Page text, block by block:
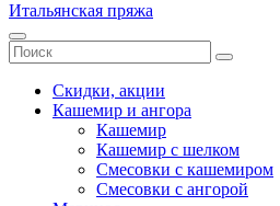
Итальянская пряжа
Скидки, акции
Кашемир и ангора
Кашемир
Кашемир с шелком
Смесовки с кашемиром
Смесовки с ангорой